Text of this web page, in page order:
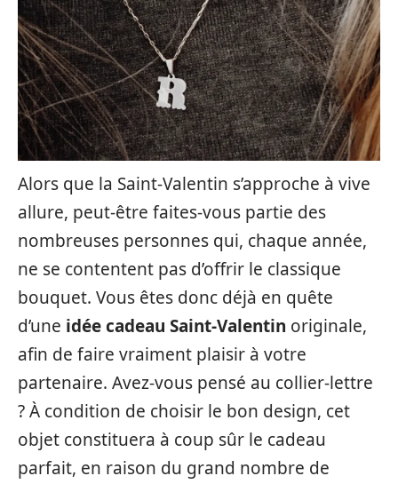
Alors que la Saint-Valentin s’approche à vive
allure, peut-être faites-vous partie des
nombreuses personnes qui, chaque année,
ne se contentent pas d’offrir le classique
bouquet. Vous êtes donc déjà en quête
d’une idée cadeau Saint-Valentin originale,
afin de faire vraiment plaisir à votre
partenaire. Avez-vous pensé au collier-lettre
? À condition de choisir le bon design, cet
objet constituera à coup sûr le cadeau
parfait, en raison du grand nombre de